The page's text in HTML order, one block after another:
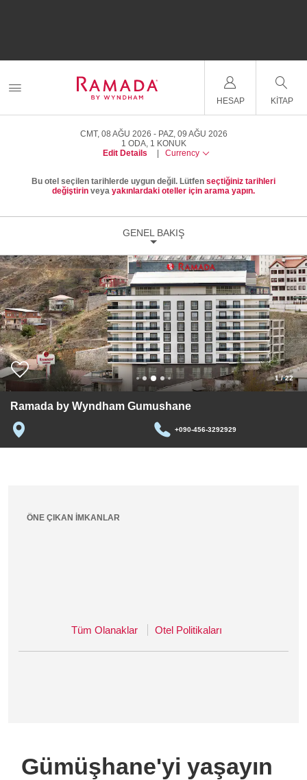
HESAP KITAP
CMT, 08 AĞU 2026
PAZ, 09 AĞU 2026
1 ODA, 1 KONUK
Edit Details
Currency
Bu otel seçilen tarihlerde uygun değil. Lütfen seçtiğiniz tarihleri
değiştirin veya yakınlardaki oteller için arama yapın.
GENEL BAKIŞ
1/22
Ramada by Wyndham Gumushane
+090-456-3292929
ÖNE ÇIKAN İMKANLAR
Tüm Olanaklar Otel Politikaları
Gümüşhane'yi yaşayın